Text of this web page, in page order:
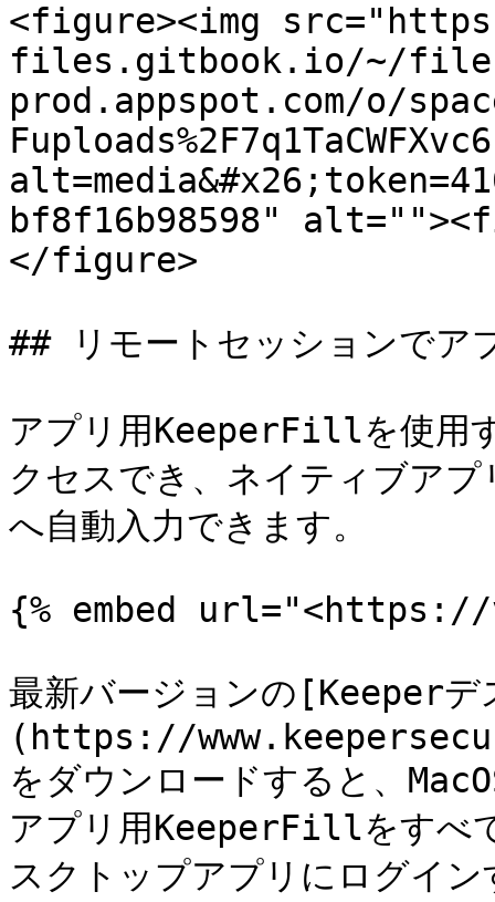
<figure><img
files.gitbook.io/~/
prod.appspot.com/o/
bf8f16b98598"
</figure>
## リモートセッションで
アプリ用KeeperFillを使用
クセスでき、ネイティブア
へ自動入力できます。
{% embed url="<https://
最新バージョンの[Keeper
(https://
をダウンロードすると、
アプリ用KeeperFillをすべ
スクトップアプリにログイ